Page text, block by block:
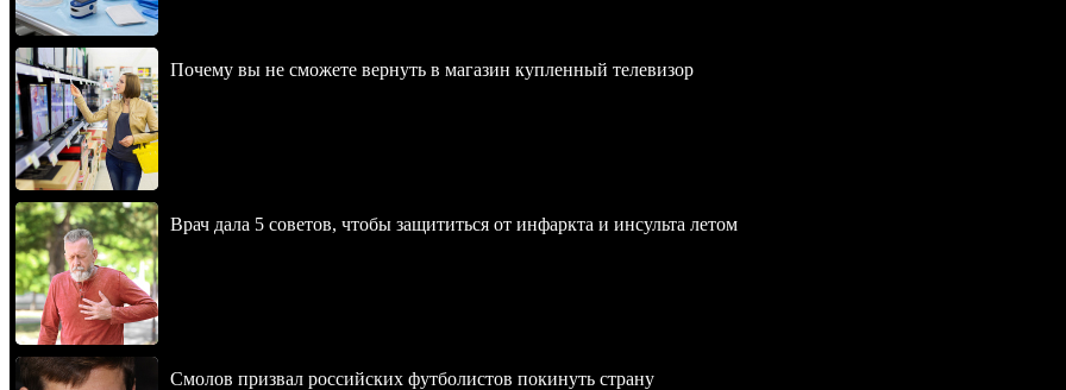
Почему вы не сможете вернуть в магазин купленный телевизор
Врач дала 5 советов, чтобы защититься от инфаркта и инсульта летом
Смолов призвал российских футболистов покинуть страну